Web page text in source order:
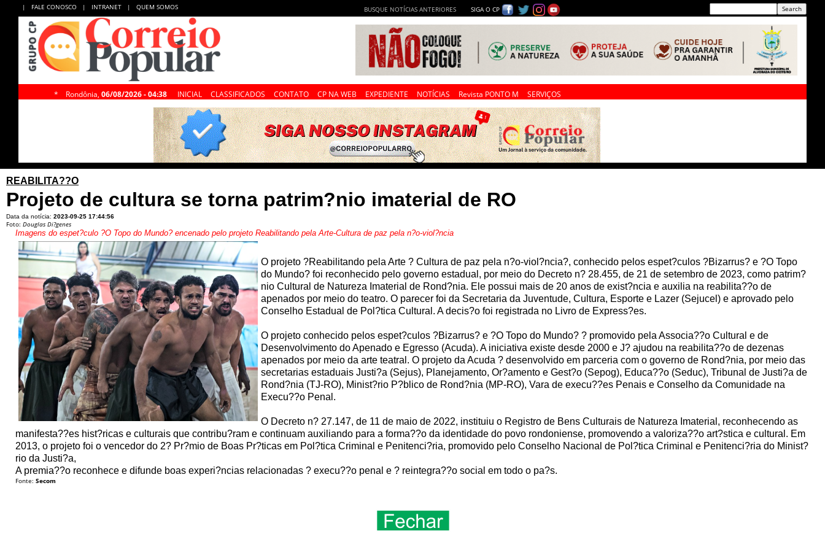
| FALE CONOSCO | INTRANET | QUEM SOMOS BUSQUE NOTÍCIAS ANTERIORES SIGA O CP
* Rondônia, 06/08/2026 - 04:38 INICIAL CLASSIFICADOS CONTATO CP NA WEB EXPEDIENTE NOTÍCIAS Revista PONTO M SERVIÇOS
REABILITA??O
Projeto de cultura se torna patrim?nio imaterial de RO
Data da notícia: 2023-09-25 17:44:56
Foto: Douglas Di?genes
Imagens do espet?culo ?O Topo do Mundo? encenado pelo projeto Reabilitando pela Arte-Cultura de paz pela n?o-viol?ncia
O projeto ?Reabilitando pela Arte ? Cultura de paz pela n?o-viol?ncia?, conhecido pelos espet?culos ?Bizarrus? e ?O Topo
do Mundo? foi reconhecido pelo governo estadual, por meio do Decreto n? 28.455, de 21 de setembro de 2023, como patrim?
nio Cultural de Natureza Imaterial de Rond?nia. Ele possui mais de 20 anos de exist?ncia e auxilia na reabilita??o de
apenados por meio do teatro. O parecer foi da Secretaria da Juventude, Cultura, Esporte e Lazer (Sejucel) e aprovado pelo
Conselho Estadual de Pol?tica Cultural. A decis?o foi registrada no Livro de Express?es.
O projeto conhecido pelos espet?culos ?Bizarrus? e ?O Topo do Mundo? ? promovido pela Associa??o Cultural e de
Desenvolvimento do Apenado e Egresso (Acuda). A iniciativa existe desde 2000 e J? ajudou na reabilita??o de dezenas
apenados por meio da arte teatral. O projeto da Acuda ? desenvolvido em parceria com o governo de Rond?nia, por meio das
secretarias estaduais Justi?a (Sejus), Planejamento, Or?amento e Gest?o (Sepog), Educa??o (Seduc), Tribunal de Justi?a de
Rond?nia (TJ-RO), Minist?rio P?blico de Rond?nia (MP-RO), Vara de execu??es Penais e Conselho da Comunidade na
Execu??o Penal.
O Decreto n? 27.147, de 11 de maio de 2022, instituiu o Registro de Bens Culturais de Natureza Imaterial, reconhecendo as
manifesta??es hist?ricas e culturais que contribu?ram e continuam auxiliando para a forma??o da identidade do povo rondoniense, promovendo a valoriza??o art?stica e cultural. Em
2013, o projeto foi o vencedor do 2? Pr?mio de Boas Pr?ticas em Pol?tica Criminal e Penitenci?ria, promovido pelo Conselho Nacional de Pol?tica Criminal e Penitenci?ria do Minist?
rio da Justi?a,
A premia??o reconhece e difunde boas experi?ncias relacionadas ? execu??o penal e ? reintegra??o social em todo o pa?s.
Fonte: Secom